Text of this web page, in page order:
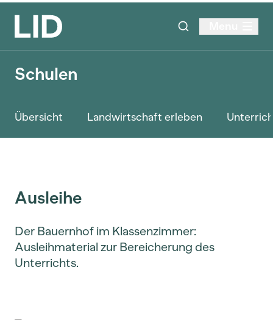
Schulen
Übersicht Landwirtschaft erleben
Ausleihe
Der Bauernhof im Klassenzimmer:
Ausleihmaterial zur Bereicherung des
Unterrichts.